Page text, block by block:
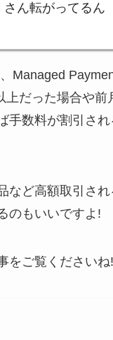
ん転がってるん
Managed
上だった場合や前
手数料が割引され
など高額取引さ
のもいいですよ!
をご覧くださいね!